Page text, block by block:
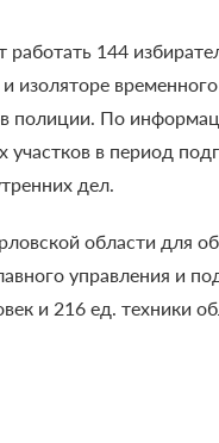
144
изоляторе
полиции. По
в период
дел.
области для
управления
и 216 ед.